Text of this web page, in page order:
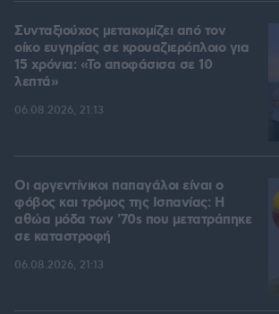
Συνταξιούχος μετακομίζει από τον
οίκο ευγηρίας σε κρουαζιερόπλοιο για
15 χρόνια: «Το αποφάσισα σε 10
λεπτά»
06.08.2026, 21:13
Οι αργεντίνικοι παπαγάλοι είναι ο
φόβος και τρόμος της Ισπανίας: Η
αθώα μόδα των '70s που μετατράπηκε
σε καταστροφή
06.08.2026, 21:13